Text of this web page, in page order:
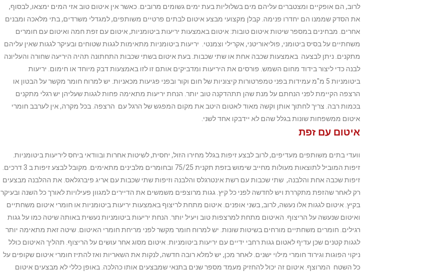
לרוב, הם אופקיים ומצטברים עליהם מים בשלוליות בעת ימים גשומים מרובים. כאשר אין איטום טוב אזי המים ימצאו, לבסוף,
את הסדק שממנו הם יחדרו פנימה. קבלן מקצועי מבצע איטום לבתים פרטיים משותפים, למגדלי משרדים, בתי מלאכה ומבנים
אחרים. מבחינים במספר שיטות איטום טובות: איטום באמצעות יריעות ביטומניות, איטום עם זפת חמה ואיטום עם חומרים
משחתיים על בסיס ביטומני, פוליאוריטני, אקרילי וצמנטי. יריעות ביטומניות מתאימות לגגות שטוחים ובעיקר לגגות שאין עליהם
מתקנים. ניתן לבצעה באמצעות שכבה אחת או שתי שכבות. בעת איטום בשתי שכבות התחתונה תהיה היריעה שחורה והעליונה
לבנה כדי ליצור בידוד מחום השמש. פורסים את היריעות ומדביקים אותם זו לזו באמצעות דבק מיוחד או חימום. יריעות
ביטומניות 5 מ"מ עמידות בפני טמפרטורות קיצוניות של חום וקור ובפני פגיעות מכאניות. יש למרוח חומר מקשר על הבטון או
הרצפה הקיימת לפני הנחתם על מנת שהן תתהדקנה טוב יותר. הנחת יריעות מתאימה פחות לגגות שעליהן יש רגלי מתקנים
בכמות רבה. צריך לחתוך אותן וקשה מאוד לאטום היטב את מקום המפגש של הרגל עם הרצפה. בכל מקרה, אין לערבב חומרי
איטום ממשפחות שונות בגלל שהם לא יידבקו אחד לשני.
איטום עם זפת
וועדי בתים משותפים מעדיפים, לרוב לבצע זיפות בגלל מחירו הזול, יחסית, לשיטות אחרות ובוודאי ביחס ליריעות ביטומניות.
זיפות המוביל לתוצאות מעולות מחייב שימוש בזפת תקנית 75/25 ובחומרים מלבינים מתאימים. מקובל לבצע זיפות ב 3 דרכים.
זיפות שכבה אחת והלבנה, שתי שכבות עם רשת אינטרגלס והלבנה וזיפות שתי שכבות עם אריג פיברגלאס. את ההלבנה מבצעים
רק לאחר שהזפת מתקררת ויש לחדשה לפני כל קיץ. גגות מרוצפים משמשים את הדיירים למגוון פעילויות לאורך כל השנה ובעיקר
בקיץ. איטום לגגות אלו נעשה, לרוב, בשני אופנים. איטום מתחת לריצוף באמצעות יריעות ביטומניות או חומרי איטום משחתיים
ואיטום שנעשה על הריצוף. האיטום מתחת למרצפות טוב ויעיל יותר. הנחת יריעות ביטומניות נעשית באותה שיטה כמו על גגות
רגילים. חומרים משחתיים מורחים בשיטות שונות. יש למרוח חומר מקשר לפני מריחת חומרי האיטום. שיטה זאת מתאימה יותר
לגגות קטנים שכן עדיף לאטום גגות רחבי ידיים עם יריעות ביטומניות. איטום מסוג אחר עושים על הריצוף. תהליך האיטום כולל
ניקוי הפוגות וגירוד חומרי מילוי ישנים. לאחר מכן, יש למלא רובה חדשה, לנקות את השאריות ואז להתיז חומרי איטום שקופים על
כל השטח המרוצף. איטום זה יכול להחזיק מעמד מספר שנים בתנאי שמבצעים אותו כהלכה. באופן כללי לא מבצעים איטום